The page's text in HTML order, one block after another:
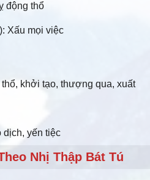
động thổ
Xấu mọi việc
khởi tạo, thượng qua, xuất
dịch, yến tiệc
Nhị Thập Bát Tú